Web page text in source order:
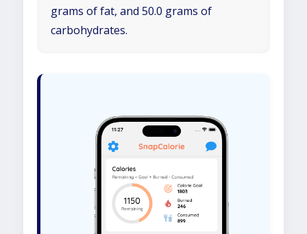
grams of fat, and 50.0 grams of
carbohydrates.